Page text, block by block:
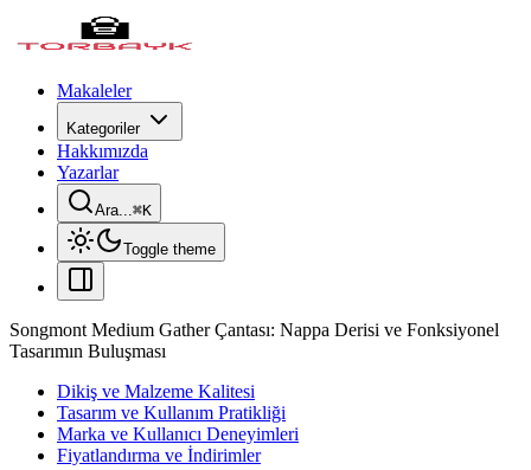
Makaleler
Kategoriler
Hakkımızda
Yazarlar
Ara...⌘K
Toggle theme
Songmont Medium Gather Çantası: Nappa Derisi ve Fonksiyonel
Tasarımın Buluşması
Dikiş ve Malzeme Kalitesi
Tasarım ve Kullanım Pratikliği
Marka ve Kullanıcı Deneyimleri
Fiyatlandırma ve İndirimler